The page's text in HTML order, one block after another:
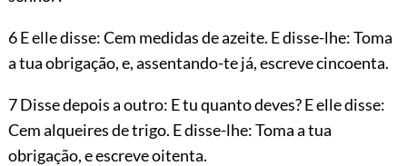
6 E elle disse: Cem medidas de azeite. E disse-lhe: Toma
a tua obrigação, e, assentando-te já, escreve cincoenta.
7 Disse depois a outro: E tu quanto deves? E elle disse:
Cem alqueires de trigo. E disse-lhe: Toma a tua
obrigação, e escreve oitenta.